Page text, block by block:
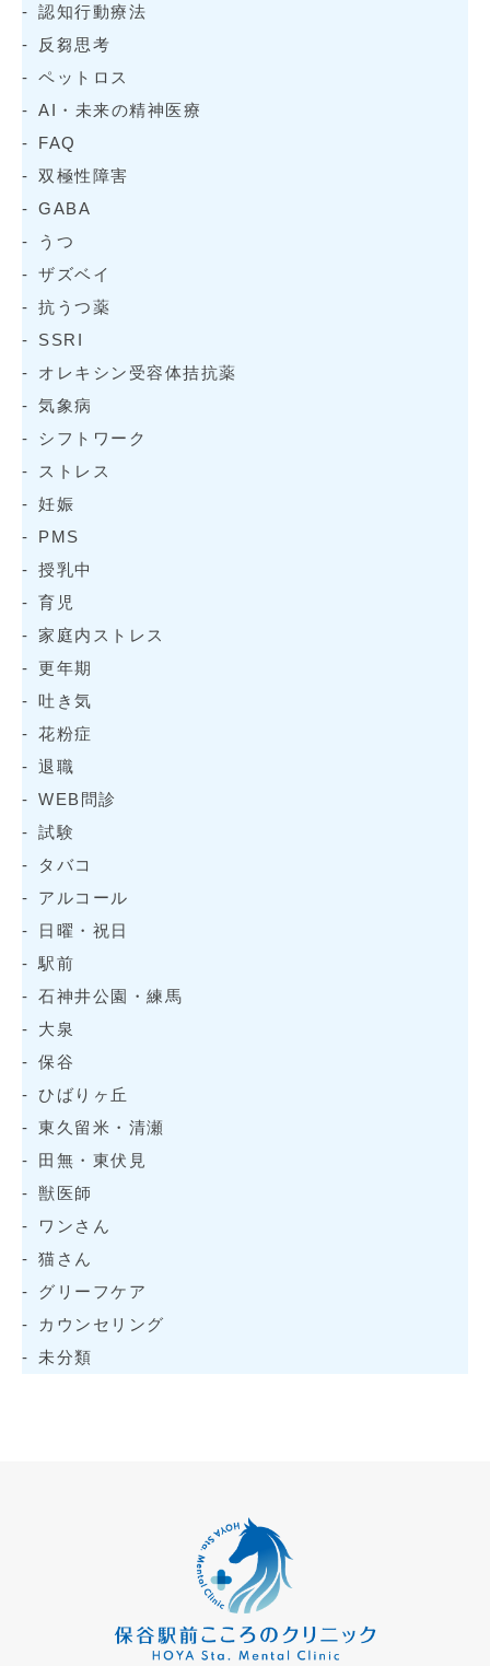
認知行動療法
反芻思考
ペットロス
AI・未来の精神医療
FAQ
双極性障害
GABA
うつ
ザズベイ
抗うつ薬
SSRI
オレキシン受容体拮抗薬
気象病
シフトワーク
ストレス
妊娠
PMS
授乳中
育児
家庭内ストレス
更年期
吐き気
花粉症
退職
WEB問診
試験
タバコ
アルコール
日曜・祝日
駅前
石神井公園・練馬
大泉
保谷
ひばりヶ丘
東久留米・清瀬
田無・東伏見
獣医師
ワンさん
猫さん
グリーフケア
カウンセリング
未分類